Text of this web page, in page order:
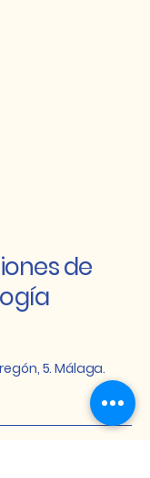
de
5. Málaga.